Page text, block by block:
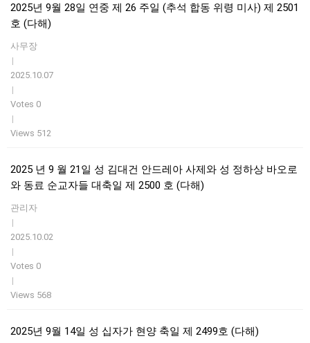
2025년 9월 28일 연중 제 26 주일 (추석 합동 위령 미사) 제 2501
호 (다해)
사무장
|
2025.10.07
|
Votes 0
|
Views 512
2025 년 9 월 21일 성 김대건 안드레아 사제와 성 정하상 바오로
와 동료 순교자들 대축일 제 2500 호 (다해)
관리자
|
2025.10.02
|
Votes 0
|
Views 568
2025년 9월 14일 성 십자가 현양 축일 제 2499호 (다해)